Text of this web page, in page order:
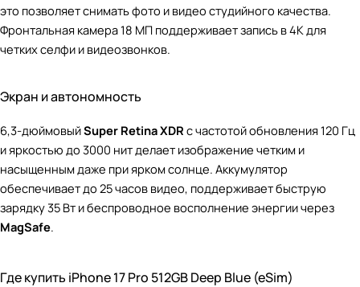
это позволяет снимать фото и видео студийного качества.
Фронтальная камера 18 МП поддерживает запись в 4K для
четких селфи и видеозвонков.
Экран и автономность
6,3-дюймовыйSuper Retina XDR с частотой обновления 120 Гц
и яркостью до 3000 нит делает изображение четким и
насыщенным даже при ярком солнце. Аккумулятор
обеспечивает до 25 часов видео, поддерживает быструю
зарядку 35 Вт и беспроводное восполнение энергии через
MagSafe.
Где купить iPhone 17 Pro 512GB Deep Blue (eSim)